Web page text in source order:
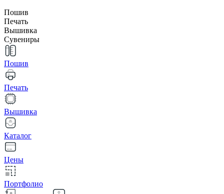
Пошив
Печать
Вышивка
Сувениры
Пошив
Печать
Вышивка
Каталог
Цены
Портфолио